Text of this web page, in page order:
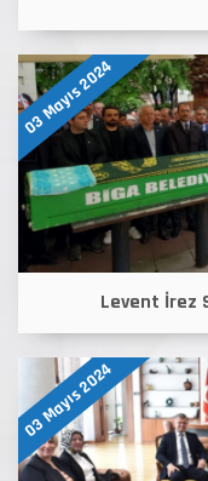
03 Mayıs 2024
Levent İrez
03 Mayıs 2024